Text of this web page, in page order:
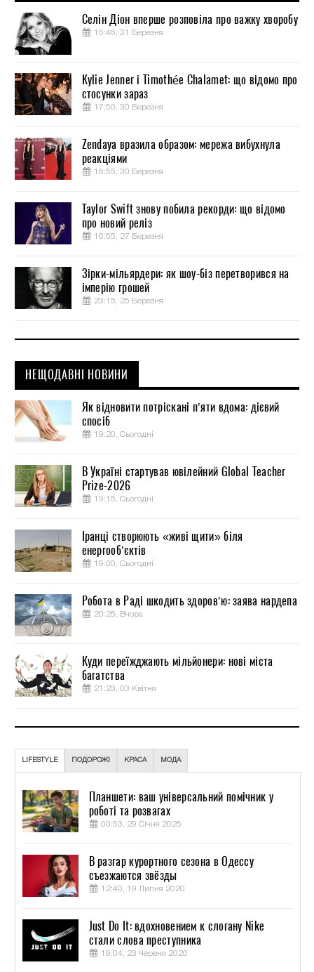
Селін Діон вперше розповіла про важку хворобу
15:46, 31 Березня
Kylie Jenner і Timothée Chalamet: що відомо про
стосунки зараз
17:50, 30 Березня
Zendaya вразила образом: мережа вибухнула
реакціями
16:55, 30 Березня
Taylor Swift знову побила рекорди: що відомо
про новий реліз
16:55, 27 Березня
Зірки-мільярдери: як шоу-біз перетворився на
імперію грошей
23:15, 25 Березня
НЕЩОДАВНІ НОВИНИ
Як відновити потріскані п’яти вдома: дієвий
спосіб
19:20, Сьогодні
В Україні стартував ювілейний Global Teacher
Prize-2026
19:15, Сьогодні
Іранці створюють «живі щити» біля
енергооб’єктів
19:00, Сьогодні
Робота в Раді шкодить здоров’ю: заява нардепа
20:25, Вчора
Куди переїжджають мільйонери: нові міста
багатства
21:23, 03 Квітня
LIFESTYLE ПОДОРОЖІ КРАСА МОДА
Планшети: ваш універсальний помічник у
роботі та розвагах
00:53, 29 Січня 2025
В разгар курортного сезона в Одессу
съезжаются звёзды
12:40, 19 Липня 2020
Just Do It: вдохновением к слогану Nike
стали слова преступника
19:04, 23 Червня 2020